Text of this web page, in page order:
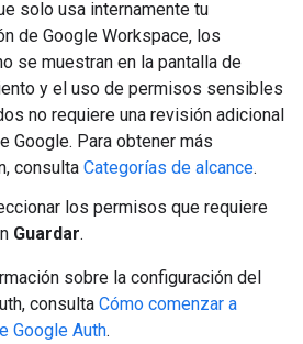
solo usa internamente tu
de Google Workspace, los
se muestran en la pantalla de
y el uso de permisos sensibles
no requiere una revisión adicional
Google. Para obtener más
consulta Categorías de alcance.
los permisos que requiere
Guardar.
sobre la configuración del
consulta Cómo comenzar a
Google Auth.